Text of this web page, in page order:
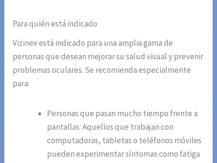
Para quién está indicado
Vizinex está indicado para una amplia gama de
personas que desean mejorar su salud visual y prevenir
problemas oculares. Se recomienda especialmente
para:
Personas que pasan mucho tiempo frente a
pantallas: Aquellos que trabajan con
computadoras, tabletas o teléfonos móviles
pueden experimentar síntomas como fatiga